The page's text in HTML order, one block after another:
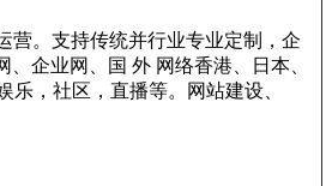
营。支持传统并行业专业定制，企
企业网、国 外 网络香港、日本、
，社区，直播等。网站建设、